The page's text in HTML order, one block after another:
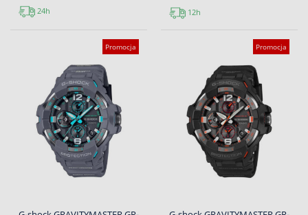
24h 12h
Promocja Promocja